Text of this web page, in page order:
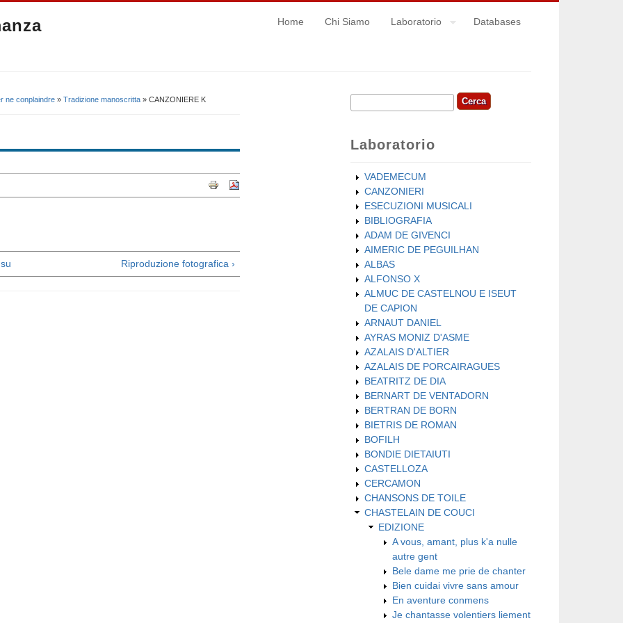
Home Chi Siamo Laboratorio Databases
ne conplaindre » Tradizione manoscritta » CANZONIERE K
su Riproduzione fotografica ›
Form di ricerca
Cerca
Laboratorio
VADEMECUM
CANZONIERI
ESECUZIONI MUSICALI
BIBLIOGRAFIA
ADAM DE GIVENCI
AIMERIC DE PEGUILHAN
ALBAS
ALFONSO X
ALMUC DE CASTELNOU E ISEUT
DE CAPION
ARNAUT DANIEL
AYRAS MONIZ D'ASME
AZALAIS D'ALTIER
AZALAIS DE PORCAIRAGUES
BEATRITZ DE DIA
BERNART DE VENTADORN
BERTRAN DE BORN
BIETRIS DE ROMAN
BOFILH
BONDIE DIETAIUTI
CASTELLOZA
CERCAMON
CHANSONS DE TOILE
CHASTELAIN DE COUCI
EDIZIONE
A vous, amant, plus k'a nulle
autre gent
Bele dame me prie de chanter
Bien cuidai vivre sans amour
En aventure conmens
Je chantasse volentiers liement